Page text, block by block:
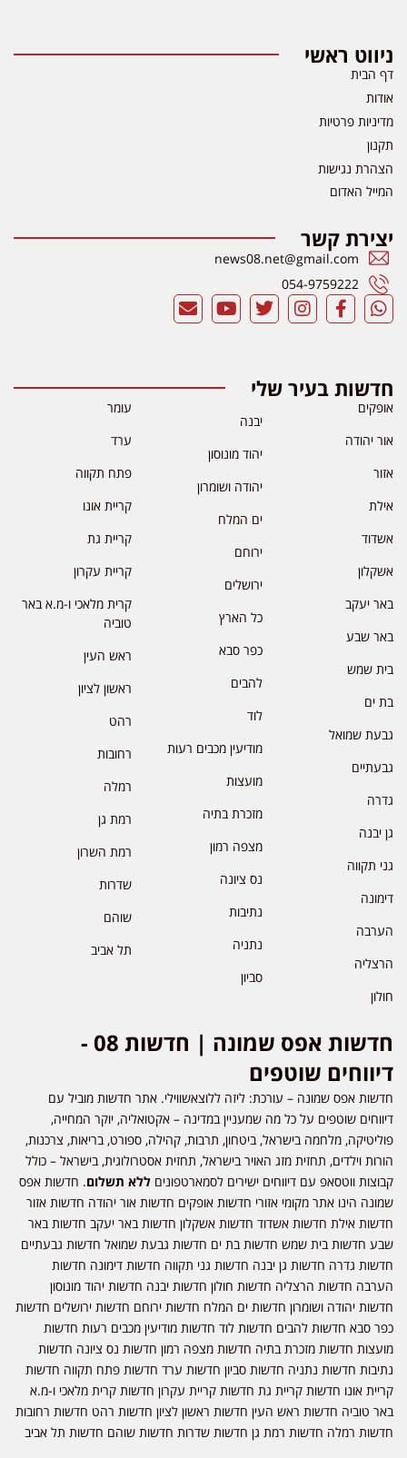
ניווט ראשי
דף הבית
אודות
מדיניות פרטיות
תקנון
הצהרת נגישות
המייל האדום
יצירת קשר
news08.net@gmail.com
054-9759222
חדשות בעיר שלי
אופקים
אור יהודה
אזור
אילת
אשדוד
אשקלון
באר יעקב
באר שבע
בית שמש
בת ים
גבעת שמואל
גבעתיים
גדרה
גן יבנה
גני תקווה
דימונה
הערבה
הרצליה
חולון
יבנה
יהוד מונוסון
יהודה ושומרון
ים המלח
ירוחם
ירושלים
כל הארץ
כפר סבא
להבים
לוד
מודיעין מכבים רעות
מועצות
מזכרת בתיה
מצפה רמון
נס ציונה
נתיבות
נתניה
סביון
עומר
ערד
פתח תקווה
קריית אונו
קריית גת
קריית עקרון
קרית מלאכי ו-מ.א באר
טוביה
ראש העין
ראשון לציון
רהט
רחובות
רמלה
רמת גן
רמת השרון
שדרות
שוהם
תל אביב
חדשות אפס שמונה | חדשות 08 -
דיווחים שוטפים
חדשות אפס שמונה – עורכת: ליזה ללוצאשווילי. אתר חדשות מוביל עם
דיווחים שוטפים על כל מה שמעניין במדינה – אקטואליה, יוקר המחייה,
פוליטיקה, מלחמה בישראל, ביטחון, תרבות, קהילה, ספורט, בריאות, צרכנות,
הורות וילדים, תחזית מזג האויר בישראל, תחזית אסטרולוגית, בישראל – כולל
קבוצות ווטסאפ עם דיווחים ישירים לסמארטפונים ללא תשלום. חדשות אפס
שמונה הינו אתר מקומי אזורי חדשות אופקים חדשות אור יהודה חדשות אזור
חדשות אילת חדשות אשדוד חדשות אשקלון חדשות באר יעקב חדשות באר
שבע חדשות בית שמש חדשות בת ים חדשות גבעת שמואל חדשות גבעתיים
חדשות גדרה חדשות גן יבנה חדשות גני תקווה חדשות דימונה חדשות
הערבה חדשות הרצליה חדשות חולון חדשות יבנה חדשות יהוד מונוסון
חדשות יהודה ושומרון חדשות ים המלח חדשות ירוחם חדשות ירושלים חדשות
כפר סבא חדשות להבים חדשות לוד חדשות מודיעין מכבים רעות חדשות
מועצות חדשות מזכרת בתיה חדשות מצפה רמון חדשות נס ציונה חדשות
נתיבות חדשות נתניה חדשות סביון חדשות ערד חדשות פתח תקווה חדשות
קריית אונו חדשות קריית גת חדשות קריית עקרון חדשות קרית מלאכי ו-מ.א
באר טוביה חדשות ראש העין חדשות ראשון לציון חדשות רהט חדשות רחובות
חדשות רמלה חדשות רמת גן חדשות שדרות חדשות שוהם חדשות תל אביב